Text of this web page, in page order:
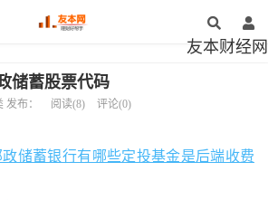
友本财经网
储蓄股票代码
发布： 阅读(8) 评论(0)
储蓄银行有哪些定投基金是后端收费